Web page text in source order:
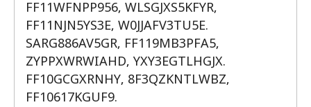
FF11WFNPP956, WLSGJXS5KFYR,
FF11NJN5YS3E, W0JJAFV3TU5E.
SARG886AV5GR, FF119MB3PFA5,
ZYPPXWRWIAHD, YXY3EGTLHGJX.
FF10GCGXRNHY, 8F3QZKNTLWBZ,
FF10617KGUF9.